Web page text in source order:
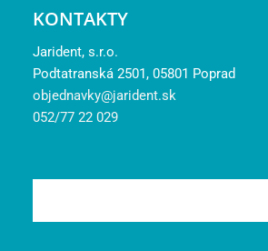
KONTAKTY
Jarident, s.r.o.
Podtatranská 2501, 05801 Poprad
objednavky@jarident.sk
052/77 22 029